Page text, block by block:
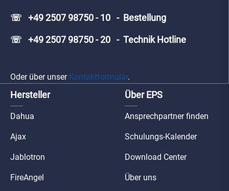
☏ +49 2507 98750 - 10 - Bestellung
☏ +49 2507 98750 - 20 - Technik Hotline
Oder über unser Kontaktformular.
Hersteller
Dahua
Ajax
Jablotron
FireAngel
Über EPS
Ansprechpartner finden
Schulungs-Kalender
Download Center
Über uns